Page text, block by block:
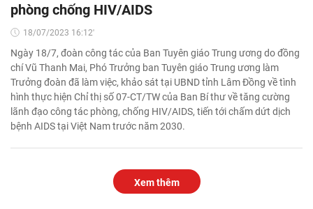
phòng chống HIV/AIDS
18/07/2023 16:12'
Ngày 18/7, đoàn công tác của Ban Tuyên giáo Trung ương do đồng
chí Vũ Thanh Mai, Phó Trưởng ban Tuyên giáo Trung ương làm
Trưởng đoàn đã làm việc, khảo sát tại UBND tỉnh Lâm Đồng về tình
hình thực hiện Chỉ thị số 07-CT/TW của Ban Bí thư về tăng cường
lãnh đạo công tác phòng, chống HIV/AIDS, tiến tới chấm dứt dịch
bệnh AIDS tại Việt Nam trước năm 2030.
Xem thêm